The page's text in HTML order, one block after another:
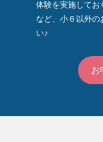
体験を実施してお
など、小６以外
い♪
お